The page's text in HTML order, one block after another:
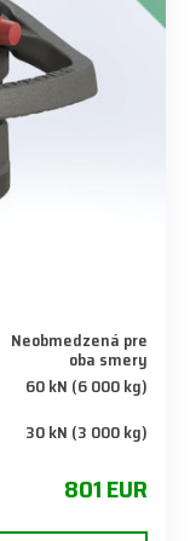
Neobmedzená pre
oba smery
60 kN (6 000 kg)
30 kN (3 000 kg)
801 EUR